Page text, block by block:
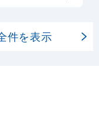
件を表示